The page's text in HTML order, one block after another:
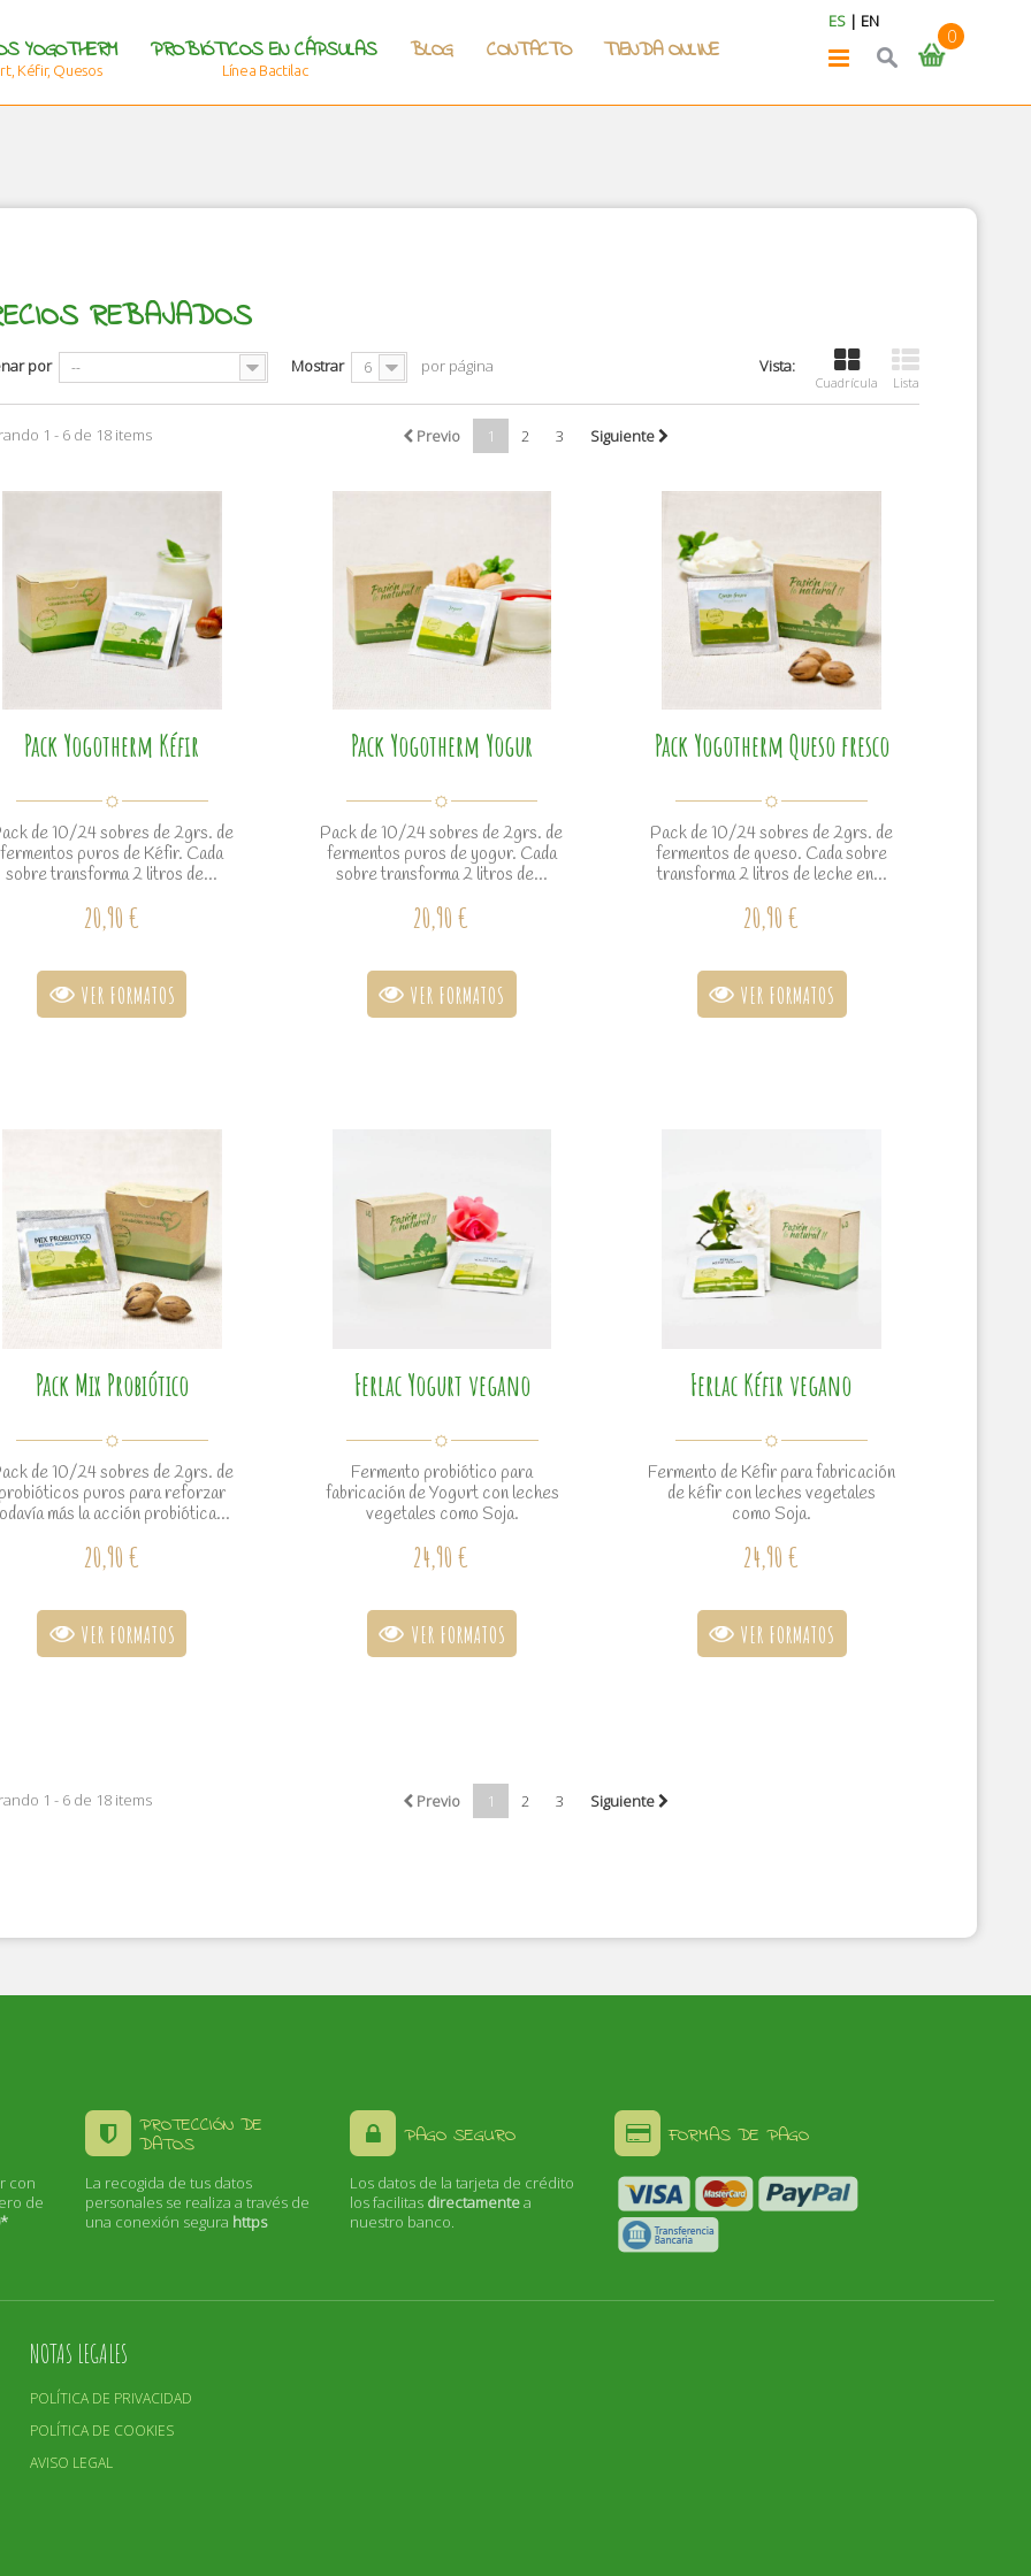
0
YOGOTHERM
Kéfir, Quesos
PROBIÓTICOS EN CÁPSULAS
Línea Bactilac
BLOG CONTACTO TIENDA ONLINE
ES | EN
REBAJADOS
Vista:
Cuadrícula Lista
por -- Mostrar 6 por página
Previo 1 2 3 Siguiente
1 - 6 de 18 items
Pack Yogotherm Kéfir
de 10/24 sobres de 2grs. de
fermentos puros de Kéfir. Cada
sobre transforma 2 litros de...
20,90 €
VER FORMATOS
Pack Yogotherm Yogur
Pack de 10/24 sobres de 2grs. de
fermentos puros de yogur. Cada
sobre transforma 2 litros de...
20,90 €
VER FORMATOS
Pack Yogotherm Queso fresco
Pack de 10/24 sobres de 2grs. de
fermentos de queso. Cada sobre
transforma 2 litros de leche en...
20,90 €
VER FORMATOS
Pack Mix Probiótico
de 10/24 sobres de 2grs. de
puros para reforzar
más la acción probiótica...
20,90 €
VER FORMATOS
Ferlac Yogurt vegano
Fermento probiótico para
fabricación de Yogurt con leches
vegetales como Soja.
24,90 €
VER FORMATOS
Ferlac Kéfir vegano
Fermento de Kéfir para fabricación
de kéfir con leches vegetales
como Soja.
24,90 €
VER FORMATOS
Previo 1 2 3 Siguiente
1 - 6 de 18 items
con
de
PROTECCIÓN DE
DATOS
La recogida de tus datos
personales se realiza a través de
una conexión segura https
PAGO SEGURO
Los datos de la tarjeta de crédito
los facilitas directamentea
nuestro banco.
FORMAS DE PAGO
NOTAS LEGALES
POLÍTICA DE PRIVACIDAD
POLÍTICA DE COOKIES
AVISO LEGAL